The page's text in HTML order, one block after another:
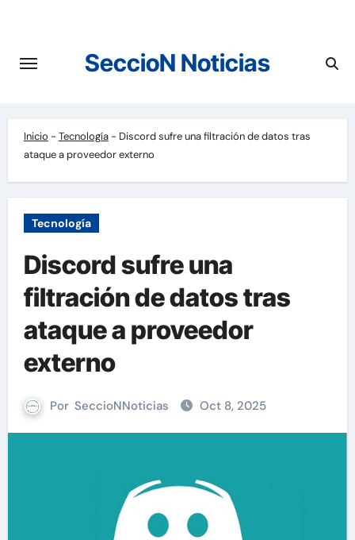
contenido
SeccioN Noticias
Inicio - Tecnología- Discord sufre una filtración de datos tras
ataque a proveedor externo
Tecnología
Discord sufre una
filtración de datos tras
ataque a proveedor
externo
Por SeccioNNoticias Oct 8, 2025